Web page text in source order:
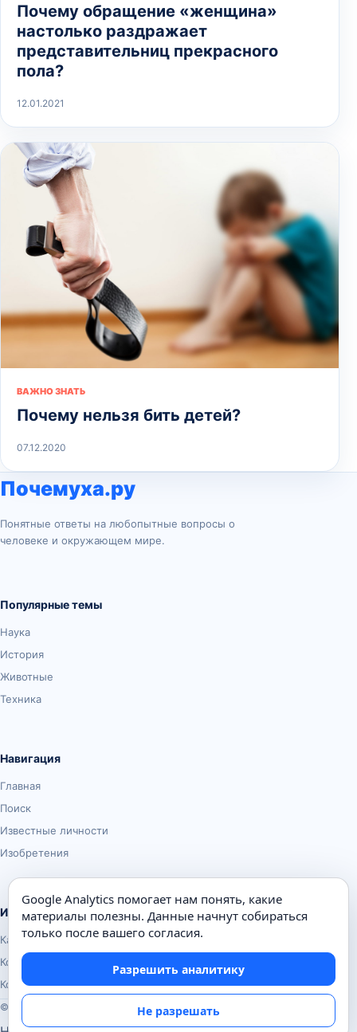
Почему обращение «женщина»
настолько раздражает
представительниц прекрасного
пола?
12.01.2021
ВАЖНО ЗНАТЬ
Почему нельзя бить детей?
07.12.2020
Почемуха.ру
Понятные ответы на любопытные вопросы о
человеке и окружающем мире.
Популярные темы
Наука
История
Животные
Техника
Навигация
Главная
Поиск
Известные личности
Изобретения
Информация
Карта сайта
Контакты
Конфиденциальность
© Почемуха.ру, 2010–2026
Google Analytics помогает нам понять, какие
материалы полезны. Данные начнут собираться
только после вашего согласия.
Разрешить аналитику
Не разрешать